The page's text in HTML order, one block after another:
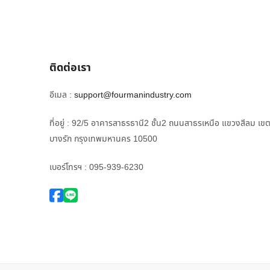
ติดต่อเรา
อีเมล : support@fourmanindustry.com
ที่อยู่ : 92/5 อาคารสาธรธานี2 ชั้น2 ถนนสาธรเหนือ แขวงสีลม เขต
บางรัก กรุงเทพมหานคร 10500
เบอร์โทรฯ : 095-939-6230